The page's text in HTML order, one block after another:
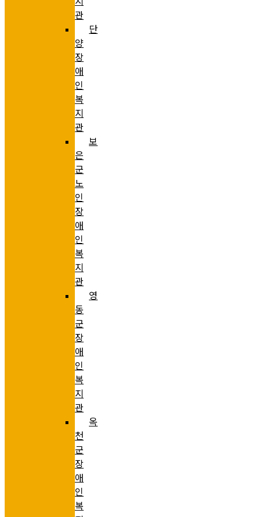
관
단
양
장
애
인
복
지
관
보
은
군
노
인
장
애
인
복
지
관
영
동
군
장
애
인
복
지
관
옥
천
군
장
애
인
복